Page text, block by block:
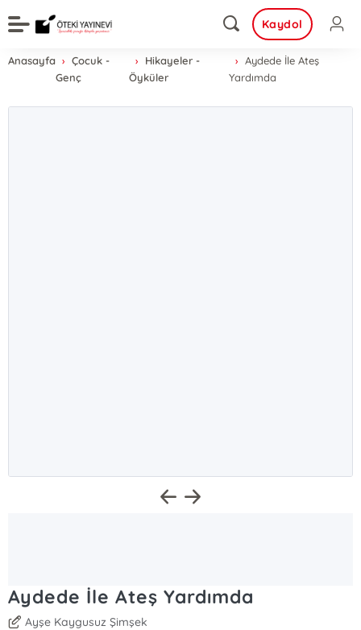
Kaydol
Anasayfa
Çocuk -
Genç
Hikayeler -
Öyküler
Aydede İle Ateş
Yardımda
Aydede İle Ateş Yardımda
Ayşe Kaygusuz Şimşek